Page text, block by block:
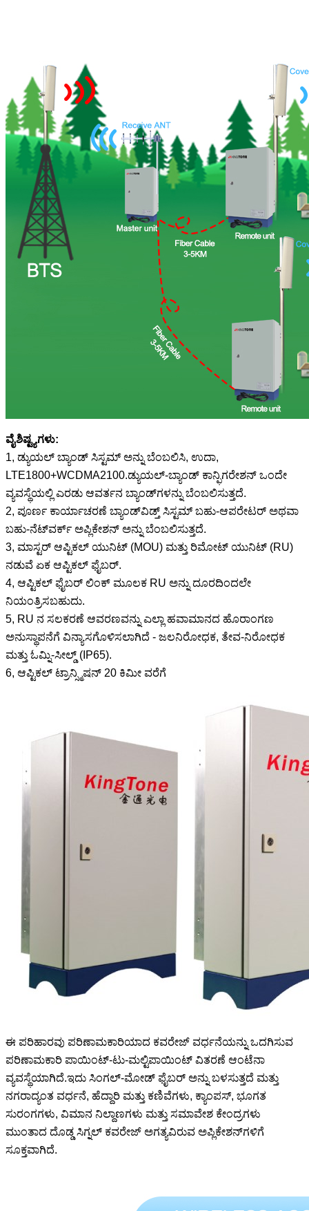
ವೈಶಿಷ್ಟ್ಯಗಳು:
1, ಡ್ಯುಯಲ್ ಬ್ಯಾಂಡ್ ಸಿಸ್ಟಮ್ ಅನ್ನು ಬೆಂಬಲಿಸಿ, ಉದಾ,
LTE1800+WCDMA2100.ಡ್ಯುಯಲ್-ಬ್ಯಾಂಡ್ ಕಾನ್ಫಿಗರೇಶನ್ ಒಂದೇ
ವ್ಯವಸ್ಥೆಯಲ್ಲಿ ಎರಡು ಆವರ್ತನ ಬ್ಯಾಂಡ್‌ಗಳನ್ನು ಬೆಂಬಲಿಸುತ್ತದೆ.
2, ಪೂರ್ಣ ಕಾರ್ಯಾಚರಣೆ ಬ್ಯಾಂಡ್‌ವಿಡ್ತ್ ಸಿಸ್ಟಮ್ ಬಹು-ಆಪರೇಟರ್ ಅಥವಾ
ಬಹು-ನೆಟ್‌ವರ್ಕ್ ಅಪ್ಲಿಕೇಶನ್ ಅನ್ನು ಬೆಂಬಲಿಸುತ್ತದೆ.
3, ಮಾಸ್ಟರ್ ಆಪ್ಟಿಕಲ್ ಯುನಿಟ್ (MOU) ಮತ್ತು ರಿಮೋಟ್ ಯುನಿಟ್ (RU)
ನಡುವೆ ಏಕ ಆಪ್ಟಿಕಲ್ ಫೈಬರ್.
4, ಆಪ್ಟಿಕಲ್ ಫೈಬರ್ ಲಿಂಕ್ ಮೂಲಕ RU ಅನ್ನು ದೂರದಿಂದಲೇ
ನಿಯಂತ್ರಿಸಬಹುದು.
5, RU ನ ಸಲಕರಣೆ ಆವರಣವನ್ನು ಎಲ್ಲಾ ಹವಾಮಾನದ ಹೊರಾಂಗಣ
ಅನುಸ್ಥಾಪನೆಗೆ ವಿನ್ಯಾಸಗೊಳಿಸಲಾಗಿದೆ - ಜಲನಿರೋಧಕ, ತೇವ-ನಿರೋಧಕ
ಮತ್ತು ಓಮ್ನಿ-ಸೀಲ್ಡ್ (IP65).
6, ಆಪ್ಟಿಕಲ್ ಟ್ರಾನ್ಸ್ಮಿಷನ್ 20 ಕಿಮೀ ವರೆಗೆ
ಈ ಪರಿಹಾರವು ಪರಿಣಾಮಕಾರಿಯಾದ ಕವರೇಜ್ ವರ್ಧನೆಯನ್ನು ಒದಗಿಸುವ
ಪರಿಣಾಮಕಾರಿ ಪಾಯಿಂಟ್-ಟು-ಮಲ್ಟಿಪಾಯಿಂಟ್ ವಿತರಣೆ ಆಂಟೆನಾ
ವ್ಯವಸ್ಥೆಯಾಗಿದೆ.ಇದು ಸಿಂಗಲ್-ಮೋಡ್ ಫೈಬರ್ ಅನ್ನು ಬಳಸುತ್ತದೆ ಮತ್ತು
ನಗರಾದ್ಯಂತ ವರ್ಧನೆ, ಹೆದ್ದಾರಿ ಮತ್ತು ಕಣಿವೆಗಳು, ಕ್ಯಾಂಪಸ್, ಭೂಗತ
ಸುರಂಗಗಳು, ವಿಮಾನ ನಿಲ್ದಾಣಗಳು ಮತ್ತು ಸಮಾವೇಶ ಕೇಂದ್ರಗಳು
ಮುಂತಾದ ದೊಡ್ಡ ಸಿಗ್ನಲ್ ಕವರೇಜ್ ಅಗತ್ಯವಿರುವ ಅಪ್ಲಿಕೇಶನ್‌ಗಳಿಗೆ
ಸೂಕ್ತವಾಗಿದೆ.